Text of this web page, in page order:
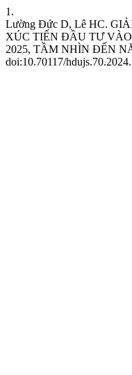
1.
Lường Đức D, Lê HC.
XÚC TIẾN ĐẦU TƯ
2025, TẦM NHÌN ĐẾN
doi:10.70117/